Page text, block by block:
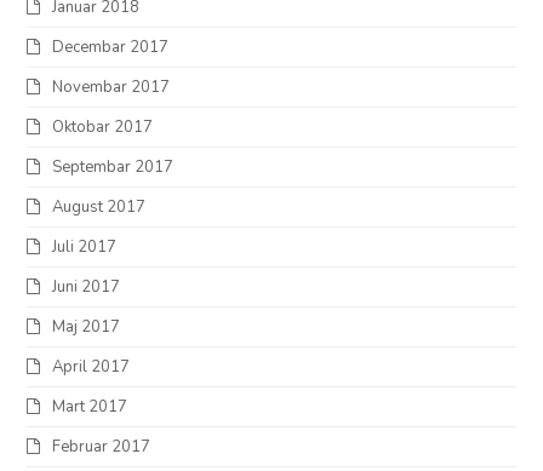
Januar 2018
Decembar 2017
Novembar 2017
Oktobar 2017
Septembar 2017
August 2017
Juli 2017
Juni 2017
Maj 2017
April 2017
Mart 2017
Februar 2017